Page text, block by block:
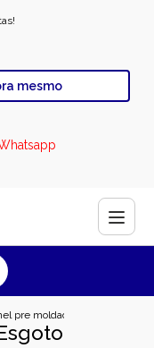
mesmo
moldado para esgoto
pre moldado para esgoto